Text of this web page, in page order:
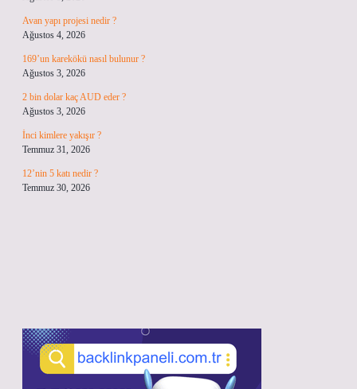
Avan yapı projesi nedir ?
Ağustos 4, 2026
169’un karekökü nasıl bulunur ?
Ağustos 3, 2026
2 bin dolar kaç AUD eder ?
Ağustos 3, 2026
İnci kimlere yakışır ?
Temmuz 31, 2026
12’nin 5 katı nedir ?
Temmuz 30, 2026